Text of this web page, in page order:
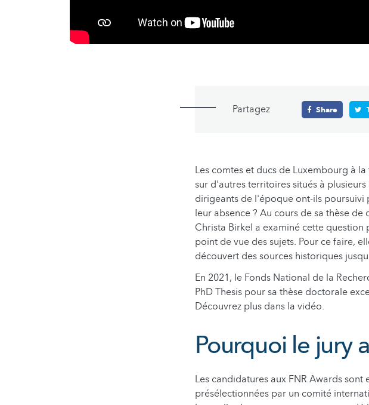
Partagez Share
Les comtes et ducs de Luxembourg à
sur d'autres territoires situés à
dirigeants de l'époque ont-ils
leur absence ? Au cours de sa thèse
Christa Birkel a examiné cette
point de vue des sujets. Pour ce faire,
découvert des sources historiques
En 2021, le Fonds National de la
PhD Thesis pour sa thèse doctorale
Découvrez plus dans la vidéo.
Pourquoi le jury
Les candidatures aux FNR Awards
présélectionnées par un comité